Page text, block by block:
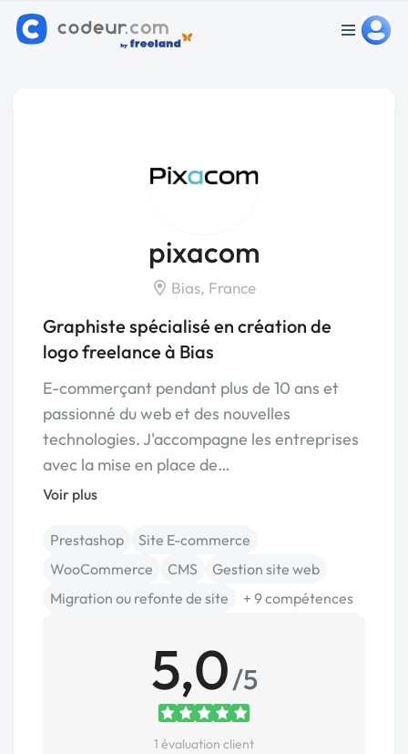
pixacom
Bias, France
Graphiste spécialisé en création de
logo freelance à Bias
E-commerçant pendant plus de 10 ans et
passionné du web et des nouvelles
technologies. J'accompagne les entreprises
avec la mise en place de…
Voir plus
Prestashop
Site E-commerce
WooCommerce
CMS
Gestion site web
Migration ou refonte de site
+ 9 compétences
5,0/5
1 évaluation client